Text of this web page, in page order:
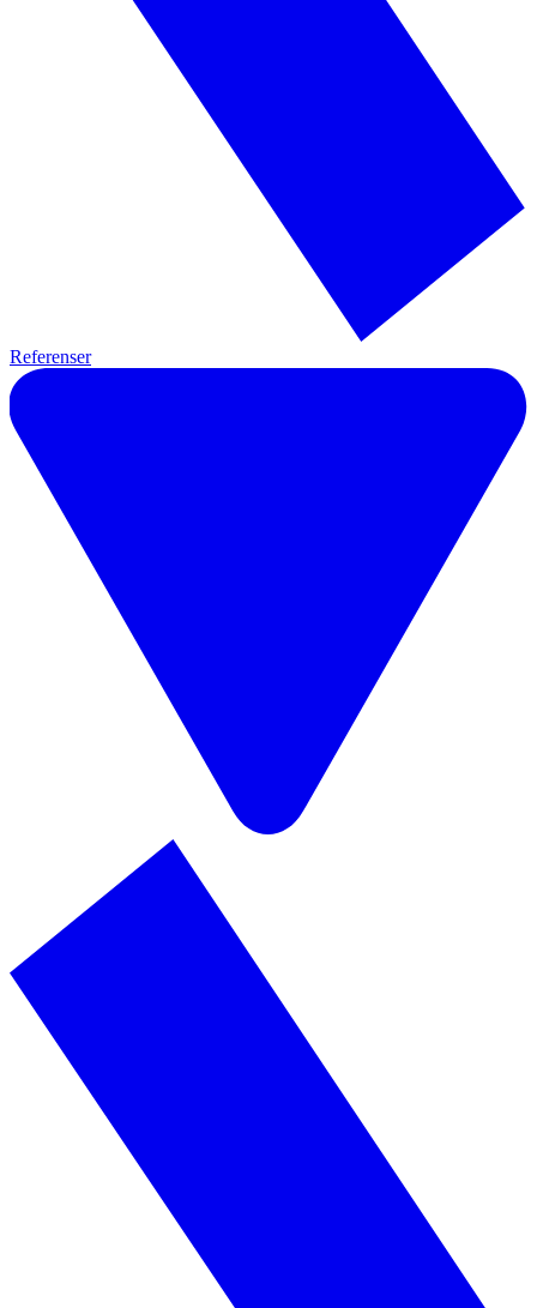
Referenser